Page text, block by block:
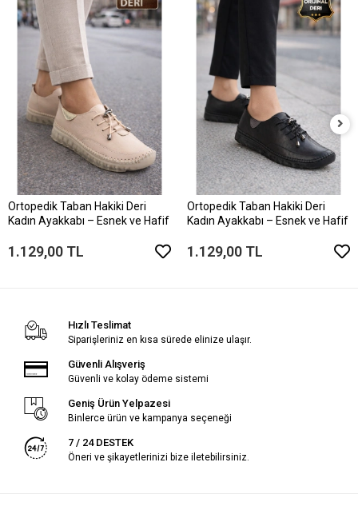
Ortopedik Taban Hakiki Deri
Kadın Ayakkabı – Esnek ve Hafif
1.129,00 TL
Ortopedik Taban Hakiki Deri
Kadın Ayakkabı – Esnek ve Hafif
1.129,00 TL
Hızlı Teslimat
Siparişleriniz en kısa sürede elinize ulaşır.
Güvenli Alışveriş
Güvenli ve kolay ödeme sistemi
Geniş Ürün Yelpazesi
Binlerce ürün ve kampanya seçeneği
7 / 24 DESTEK
Öneri ve şikayetlerinizi bize iletebilirsiniz.